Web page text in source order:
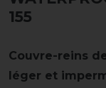
155
Couvre-reins
léger et